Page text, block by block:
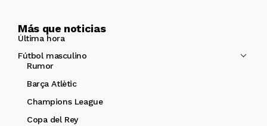
Más que noticias
Última hora
Fútbol masculino
Rumor
Barça Atlètic
Champions League
Copa del Rey